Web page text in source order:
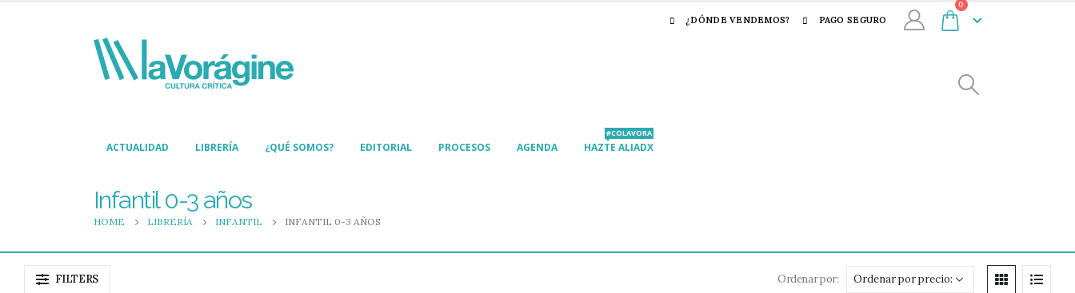
¿DÓNDE VENDEMOS? PAGO SEGURO
0
ACTUALIDAD LIBRERÍA ¿QUÉ SOMOS? EDITORIAL PROCESOS AGENDA HAZTE ALIADX
#COLAVORA
Infantil 0-3 años
HOME LIBRERÍA INFANTIL INFANTIL 0-3 AÑOS
FILTERS Ordenar por: